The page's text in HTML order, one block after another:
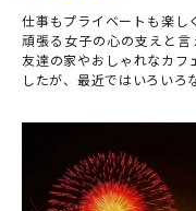
仕事もプライベートも楽し
頑張る女子の心の支えと言
友達の家やおしゃれなカフ
したが、最近ではいろい